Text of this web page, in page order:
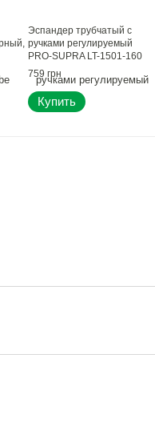
Эспандер трубчатый с
ручками регулируемый
PRO-SUPRA LT-1501-160
160см серый
759 грн
Купить